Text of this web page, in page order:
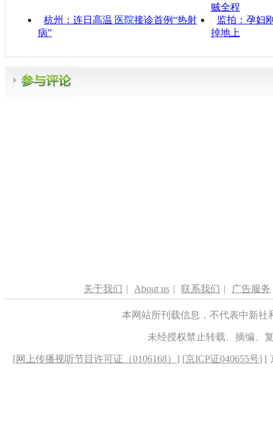
贼全程
杭州：连日高温 医院接诊首例“热射
病”
监拍：孕妇
掉地上
关于我们 | About us | 联系我们 | 广告服务
本网站所刊载信息，不代表中新
未经授权禁止转载、摘编、
[网上传播视听节目许可证（0106168） ] [京ICP证040655号] [